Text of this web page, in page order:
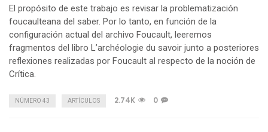
El propósito de este trabajo es revisar la problematización
foucaulteana del saber. Por lo tanto, en función de la
configuración actual del archivo Foucault, leeremos
fragmentos del libro L’archéologie du savoir junto a posteriores
reflexiones realizadas por Foucault al respecto de la noción de
Crítica.
NÚMERO 43 ARTÍCULOS 2.74K 0